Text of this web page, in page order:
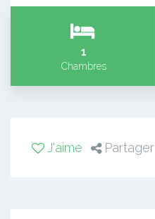
1
Chambres
J'aime Partager